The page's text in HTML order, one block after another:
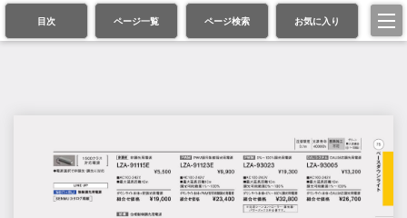
目次 ページ一覧 ページ検索 お気に入り